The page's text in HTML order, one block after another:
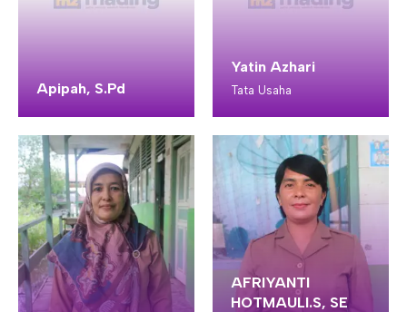
Apipah, S.Pd
Yatin Azhari
Tata Usaha
AFRIYANTI
HOTMAULI.S, SE